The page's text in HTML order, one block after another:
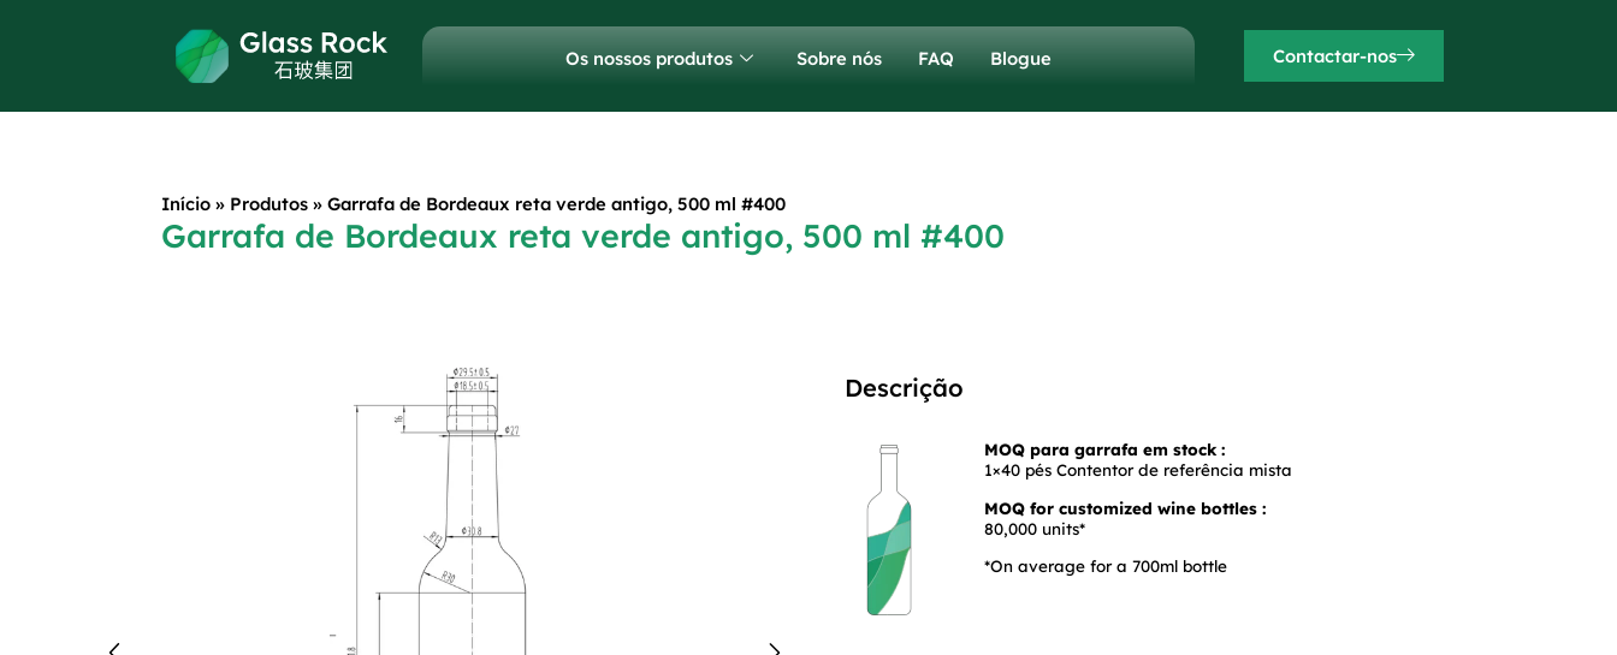
Os nossos produtos Sobre nós FAQ Blogue Contactar-nos
Início » Produtos »Garrafa de Bordeaux reta verde antigo, 500 ml #400
Garrafa de Bordeaux reta verde antigo, 500 ml #400
Descrição
MOQ para garrafa em stock :
1×40 pés Contentor de referência mista
MOQ for customized wine bottles :
80,000 units*
*On average for a 700ml bottle